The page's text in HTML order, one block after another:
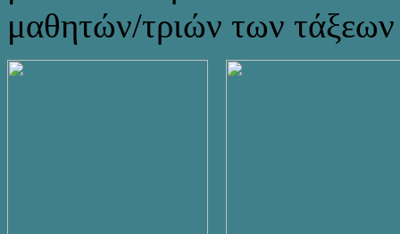
μαθητών/τριών των